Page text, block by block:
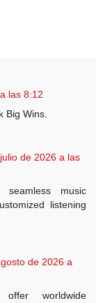
las 8:12
Big Wins.
de 2026 a las
music
listening
de 2026 a
worldwide